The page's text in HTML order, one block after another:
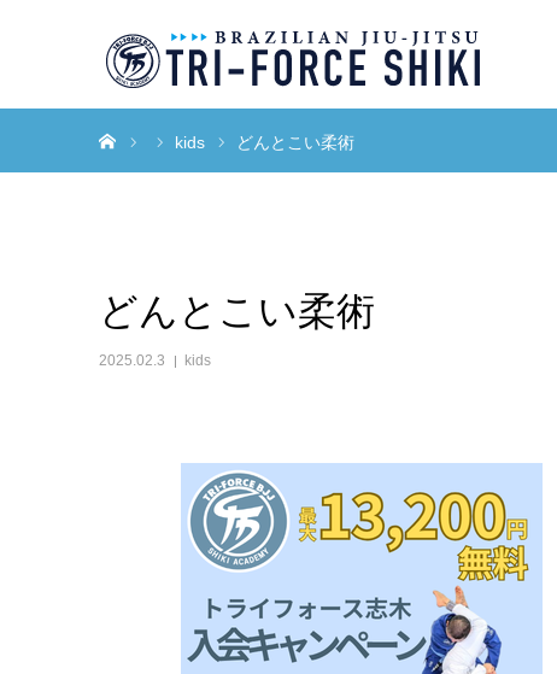
kids どんとこい柔術
どんとこい柔術
2025.02.3 kids